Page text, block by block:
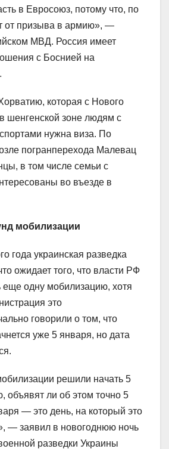
в Евросоюз, потому что, по
от призыва в армию», —
МВД. Россия имеет
с Боснией на
которая с Нового
шенгенской зоне людям с
нужна виза. По
погранперехода Малевац
в том числе семьи с
во въезде в
мобилизации
года украинская разведка
ожидает того, что власти РФ
еще одну мобилизацию, хотя
это
говорили о том, что
уже 5 января, но дата
решили начать 5
объявят ли об этом точно 5
— это день, на который это
— заявил в новогоднюю ночь
разведки Украины